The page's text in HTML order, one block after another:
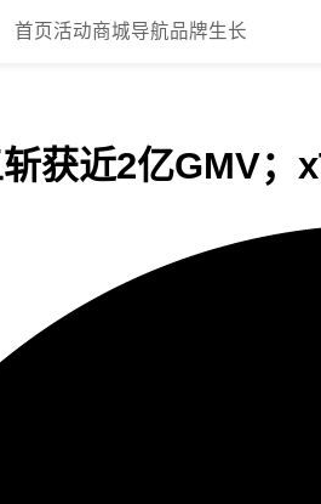
首页 活动商城导航品牌生长
获近2亿GMV